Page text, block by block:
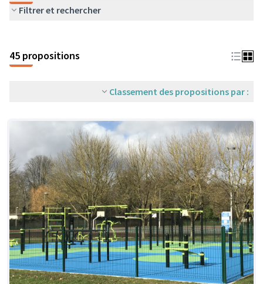
Filtrer et rechercher
45 propositions
Classement des propositions par :